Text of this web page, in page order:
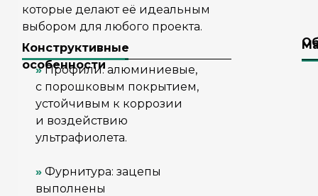
»Профили: алюминиевые,
с порошковым покрытием,
устойчивым к коррозии
и воздействию
ультрафиолета.
» Фурнитура: зацепы
выполнены
Конструктивные
особенности
которые делают её идеальным
выбором для любого проекта.